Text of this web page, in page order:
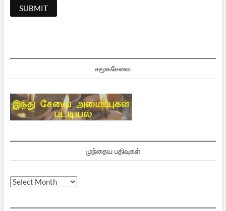
சமூகசேவை
முந்தைய பதிவுகள்
முந்தைய